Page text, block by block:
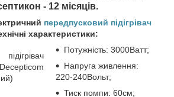
- 12 місяців.
передпусковий підігрівач
характеристики:
Потужність: 3000Ватт;
Напруга живлення:
220-240Вольт;
Тиск помпи: 60см;